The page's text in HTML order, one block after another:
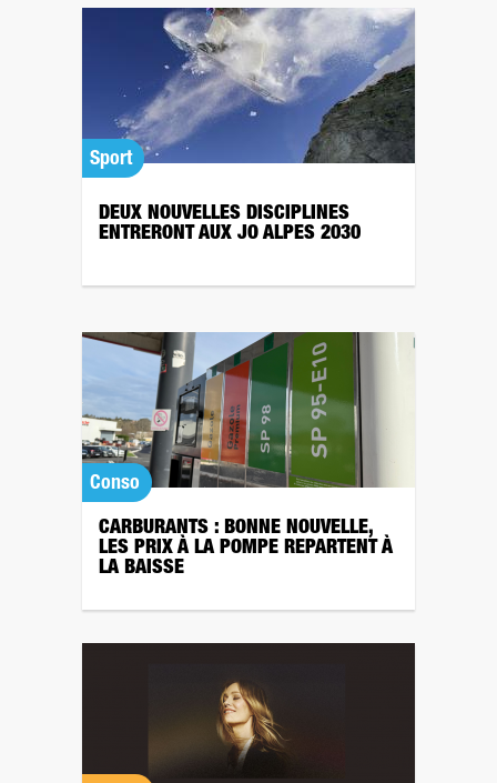
Sport
DEUX NOUVELLES DISCIPLINES
ENTRERONT AUX JO ALPES 2030
Conso
CARBURANTS : BONNE NOUVELLE,
LES PRIX À LA POMPE REPARTENT À
LA BAISSE